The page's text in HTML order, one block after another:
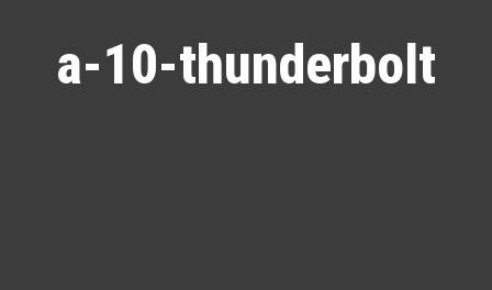
a-10-thunderbolt